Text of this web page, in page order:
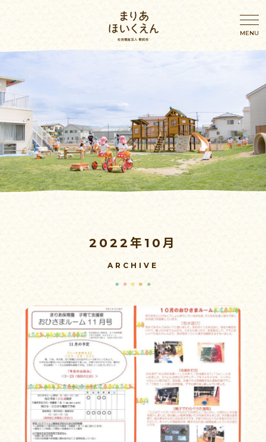
わたしたちの想い
園概要・アクセス
施設案内
年間行事
幼児の一日
乳児の一日
病後児保育 子育て支援
求人情報
2022年10月
ARCHIVE